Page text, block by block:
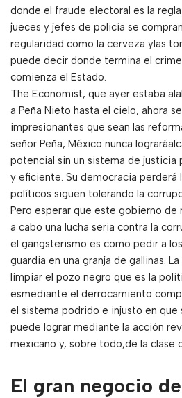
donde el fraude electoral es la
jueces y jefes de policía se
regularidad como la cerveza ylas
puede decir donde termina el
comienza el Estado.
The Economist, que ayer estaba
a Peña Nieto hasta el cielo, ahora
impresionantes que sean las
señor Peña, México nunca
potencial sin un sistema de justicia
y eficiente. Su democracia perderá
políticos siguen tolerando la
Pero esperar que este gobierno de
a cabo una lucha seria contra la
el gangsterismo es como pedir a
guardia en una granja de gallinas.
limpiar el pozo negro que es la
esmediante el derrocamiento
el sistema podrido e injusto en que
puede lograr mediante la acción
mexicano y, sobre todo,de la clase
El gran negocio